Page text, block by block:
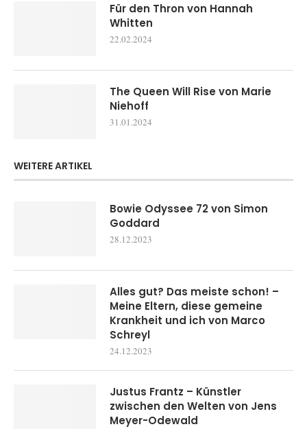
Für den Thron von Hannah
Whitten
22.02.2024
The Queen Will Rise von Marie
Niehoff
31.01.2024
WEITERE ARTIKEL
Bowie Odyssee 72 von Simon
Goddard
28.12.2023
Alles gut? Das meiste schon! –
Meine Eltern, diese gemeine
Krankheit und ich von Marco
Schreyl
24.12.2023
Justus Frantz – Künstler
zwischen den Welten von Jens
Meyer-Odewald